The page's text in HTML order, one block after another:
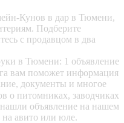
Кунов в дар в Тюмени,
Подберите
с продавцом в два
в Тюмени: 1 объявление
вам поможет информация
документы и многое
о питомниках, заводчиках
объявление на нашем
на авито или юле.